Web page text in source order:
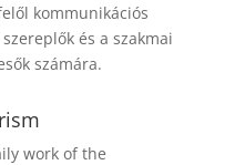
kommunikációs
és a szakmai
számára.
work of the